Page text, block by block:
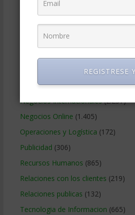
Gerencia social y ambiental
Gobierno Corporativo(11)
(125)
(247)
Métodos Gerenciales(280)
Negocios Internacionales(2.257)
Negocios Online (1.405)
Operaciones y Logística (172)
Publicidad (306)
Recursos Humanos (865)
Relaciones con los clientes (219)
Relaciones publicas (132)
Tecnologia de Informacion (665)
REGISTRESE